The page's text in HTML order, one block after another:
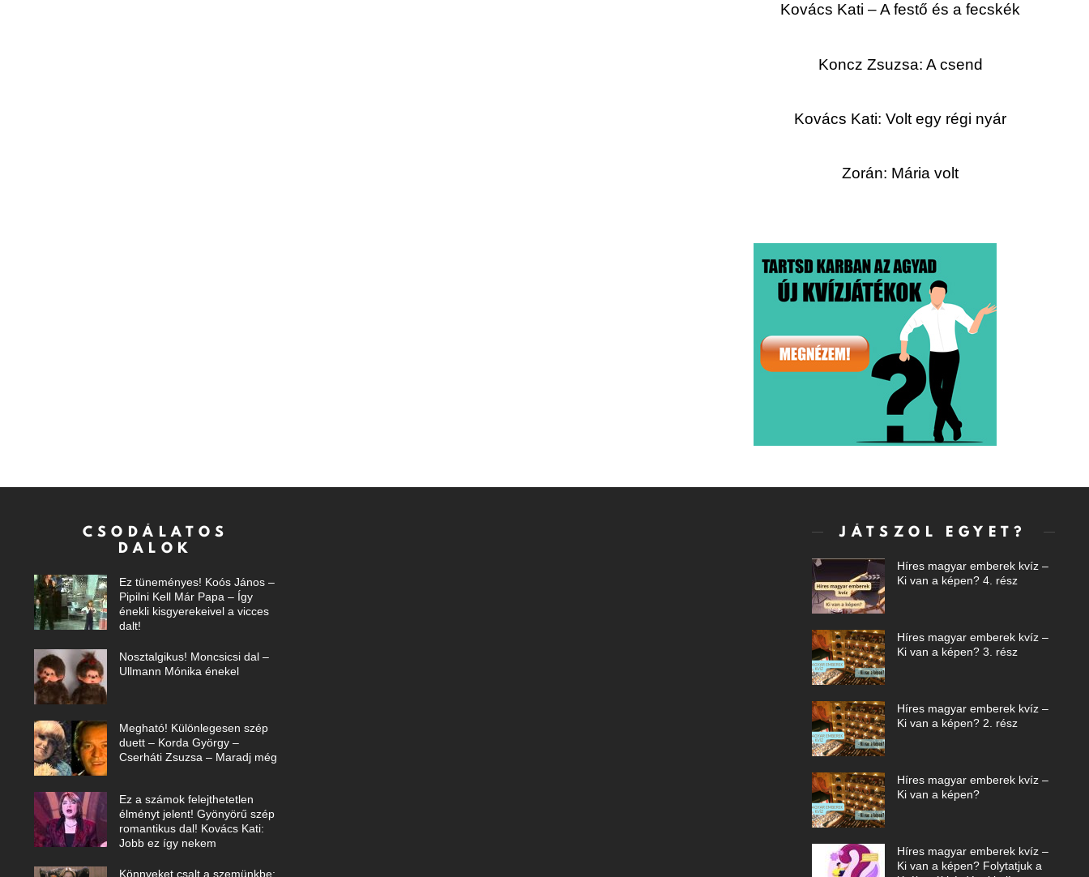
Kovács Kati – A festő és a fecskék
Koncz Zsuzsa: A csend
Kovács Kati: Volt egy régi nyár
Zorán: Mária volt
CSODÁLATOS
DALOK
Ez tüneményes! Koós János –
Pipilni Kell Már Papa – Így
énekli kisgyerekeivel a vicces
dalt!
Nosztalgikus! Moncsicsi dal –
Ullmann Mónika énekel
Megható! Különlegesen szép
duett – Korda György –
Cserháti Zsuzsa – Maradj még
Ez a számok felejthetetlen
élményt jelent! Gyönyörű szép
romantikus dal! Kovács Kati:
Jobb ez így nekem
Könnyeket csalt a szemünkbe:
JÁTSZOL EGYET?
Híres magyar emberek kvíz –
Ki van a képen? 4. rész
Híres magyar emberek kvíz –
Ki van a képen? 3. rész
Híres magyar emberek kvíz –
Ki van a képen? 2. rész
Híres magyar emberek kvíz –
Ki van a képen?
Híres magyar emberek kvíz –
Ki van a képen? Folytatjuk a